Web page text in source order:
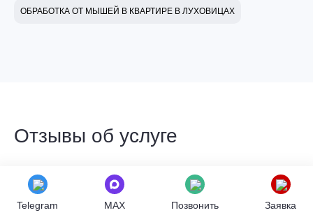
ОБРАБОТКА ОТ МЫШЕЙ В КВАРТИРЕ В ЛУХОВИЦАХ
Отзывы об услуге
Полина
Telegram MAX Позвонить Заявка